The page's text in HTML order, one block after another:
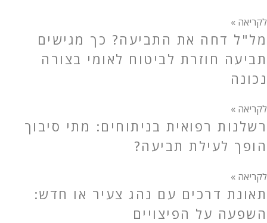
לקריאה »
מל"ל דחה את התביעה? כך מגישים
תביעה חוזרת לביטוח לאומי בצורה
נכונה
לקריאה »
רשלנות רפואית בניתוחים: מתי סיבוך
הופך לעילת תביעה?
לקריאה »
תאונת דרכים עם נהג צעיר או חדש:
השפעה על הפיצויים